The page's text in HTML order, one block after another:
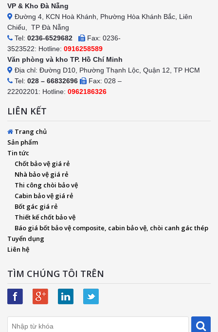
VP & Kho Đà Nẵng
Đường 4, KCN Hoà Khánh, Phường Hòa Khánh Bắc, Liên
Chiểu, TP Đà Nẵng
Tel: 0236-6529682
Fax: 0236-
3523522: Hotline: 0916258589
Văn phòng và kho TP. Hồ Chí Minh
Địa chỉ: Đường D10, Phường Thạnh Lộc, Quận 12, TP HCM
Tel: 028 – 66832696
Fax: 028 –
22202201: Hotline: 0962186326
LIÊN KẾT
Trang chủ
Sản phẩm
Tin tức
Chốt bảo vệ giá rẻ
Nhà bảo vệ giá rẻ
Thi công chòi bảo vệ
Cabin bảo vệ giá rẻ
Bốt gác giá rẻ
Thiết kế chốt bảo vệ
Báo giá bốt bảo vệ composite, cabin bảo vệ, chòi canh gác thép
Tuyển dụng
Liên hệ
TÌM CHÚNG TÔI TRÊN